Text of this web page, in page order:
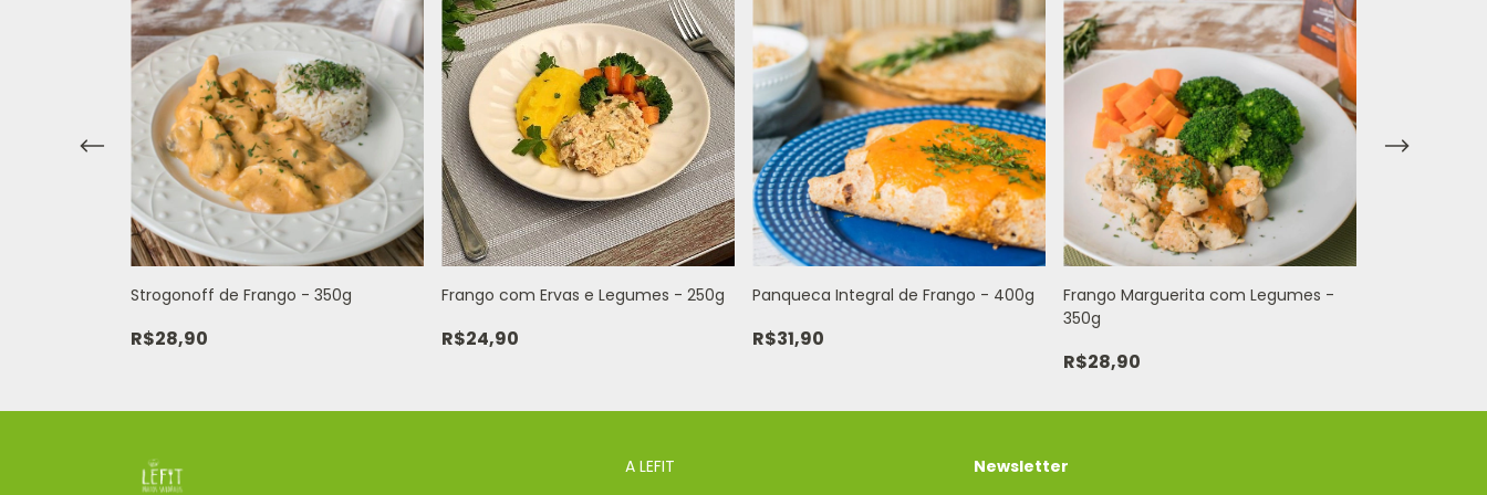
Strogonoff de Frango - 350g
R$28,90
Frango com Ervas e Legumes - 250g
R$24,90
Panqueca Integral de Frango - 400g
R$31,90
Frango Marguerita com Legumes -
350g
R$28,90
A LEFIT Newsletter